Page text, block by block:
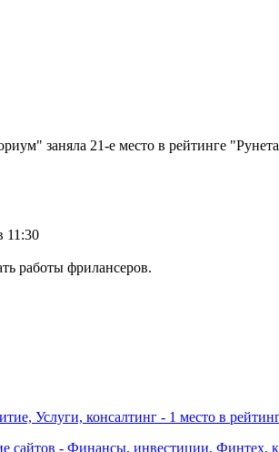
заняла 21-е место в рейтинге
11:30
работы фрилансеров.
Услуги, консалтинг - 1 место в
сайтов - Финансы, инвестиции, Финтех,